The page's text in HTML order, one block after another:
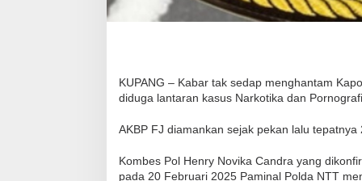
KUPANG – Kabar tak sedap menghantam
diduga lantaran kasus Narkotika dan Pornografi.
AKBP FJ diamankan sejak pekan lalu tepatnya
Kombes Pol Henry Novika Candra yang
pada 20 Februari 2025 Paminal Polda NTT